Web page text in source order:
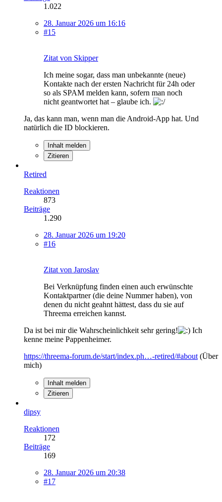
1.022
28. Januar 2026 um 16:16
#15
Zitat von Skipper
Ich meine sogar, dass man unbekannte (neue)
Kontakte nach der ersten Nachricht für 24h oder
so als SPAM melden kann, sofern man noch
nicht geantwortet hat – glaube ich.
Ja, das kann man, wenn man die Android-App hat. Und
natürlich die ID blockieren.
Inhalt melden
Zitieren
Retired
Reaktionen
873
Beiträge
1.290
28. Januar 2026 um 19:20
#16
Zitat von Jaroslav
Bei Verknüpfung finden einen auch erwünschte
Kontaktpartner (die deine Nummer haben), von
denen du nicht geahnt hättest, dass du sie auf
Threema erreichen kannst.
Da ist bei mir die Wahrscheinlichkeit sehr gering!
Ich
kenne meine Pappenheimer.
https://threema-forum.de/start/index.ph…-retired/#about (Über
mich)
Inhalt melden
Zitieren
dipsy
Reaktionen
172
Beiträge
169
28. Januar 2026 um 20:38
#17